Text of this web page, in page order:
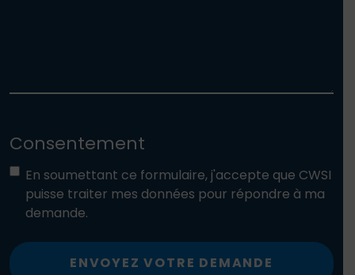
Consentement
En soumettant ce formulaire, j'accepte que CWSI
puisse traiter mes données pour répondre à ma
demande.
ENVOYEZ VOTRE DEMANDE